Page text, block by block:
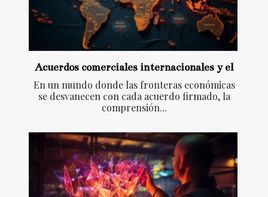
Acuerdos comerciales internacionales y el
En un mundo donde las fronteras económicas
se desvanecen con cada acuerdo firmado, la
comprensión...